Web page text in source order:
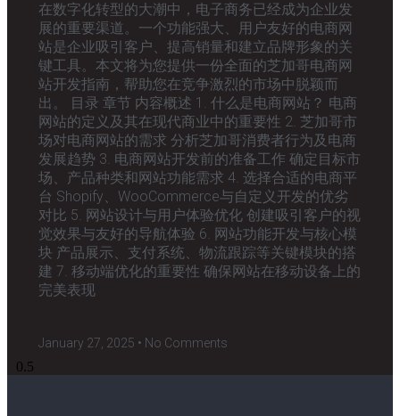
在数字化转型的大潮中，电子商务已经成为企业发
展的重要渠道。一个功能强大、用户友好的电商网
站是企业吸引客户、提高销量和建立品牌形象的关
键工具。本文将为您提供一份全面的芝加哥电商网
站开发指南，帮助您在竞争激烈的市场中脱颖而
出。 目录 章节 内容概述 1. 什么是电商网站？ 电商
网站的定义及其在现代商业中的重要性 2. 芝加哥市
场对电商网站的需求 分析芝加哥消费者行为及电商
发展趋势 3. 电商网站开发前的准备工作 确定目标市
场、产品种类和网站功能需求 4. 选择合适的电商平
台 Shopify、WooCommerce与自定义开发的优劣
对比 5. 网站设计与用户体验优化 创建吸引客户的视
觉效果与友好的导航体验 6. 网站功能开发与核心模
块 产品展示、支付系统、物流跟踪等关键模块的搭
建 7. 移动端优化的重要性 确保网站在移动设备上的
完美表现
January 27, 2025 No Comments